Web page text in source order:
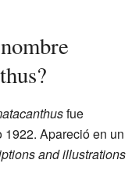
fue
Apareció en un
and illustrations